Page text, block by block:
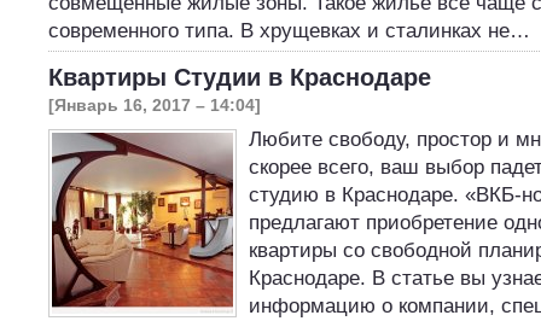
современного типа. В хрущевках и сталинках не…
Квартиры Студии в Краснодаре
[Январь 16, 2017 – 14:04]
Любите свободу, простор и
скорее всего, ваш выбор
студию в Краснодаре. «ВКБ-
предлагают приобретение
квартиры со свободной
Краснодаре. В статье вы
информацию о компании,